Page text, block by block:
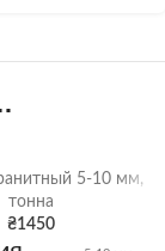
5-10 мм,
тонна
₴1450